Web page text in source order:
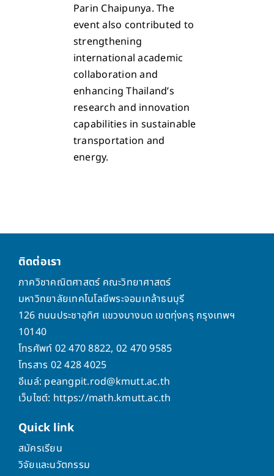
Parin Chaipunya. The
event also contributed to
strengthening
international academic
collaboration and
enhancing Thailand’s
research and innovation
capabilities in sustainable
transportation and
energy.
ติดต่อเรา
ภาควิชาคณิตศาสตร์ คณะวิทยาศาสตร์
มหาวิทยาลัยเทคโนโลยีพระจอมเกล้าธนบุรี
126 ถนนประชาอุทิศ แขวงบางมด เขตทุ่งครุ กรุงเทพฯ
10140
โทรศัพท์ 02 470 8822, 02 470 9585
โทรสาร 02 428 4025
อีเมล์: peangpit.rod@kmutt.ac.th
เว็บไซต์: https://math.kmutt.ac.th
Quick link
สมัครเรียน
วิจัยและนวัตกรรม